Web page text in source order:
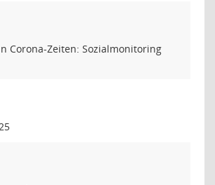
Corona-Zeiten: Sozialmonitoring